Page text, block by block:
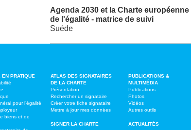
Agenda 2030 et la Charte européenne
de l'égalité - matrice de suivi
Suéde
EN PRATIQUE
pour l’égalité
biens et de
ATLAS DES SIGNATAIRES
DE LA CHARTE
Présentation
Rechercher un signataire
Créer votre fiche signataire
Mettre à jour mes données
SIGNER LA CHARTE
PUBLICATIONS &
MULTIMÉDIA
Publications
Photos
Vidéos
Autres outils
ACTUALITÉS